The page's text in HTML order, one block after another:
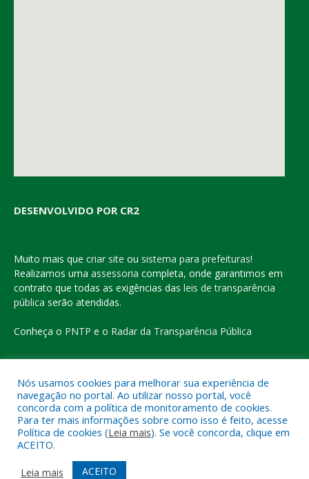
DESENVOLVIDO POR CR2
Muito mais que criar site ou sistema para prefeituras!
Realizamos uma assessoria completa, onde garantimos em
contrato que todas as exigências das leis de transparência
pública serão atendidas.
Conheça o PNTP e o Radar da Transparência Pública
Todos os direitos reservados a Prefeitura Municipal de Eldorado
do Carajás
Mapa do Site
Acessar o Webmail
Nós usamos cookies para melhorar sua experiência de
navegação no portal. Ao utilizar nosso portal, você
concorda com a política de monitoramento de cookies.
Para ter mais informações sobre como isso é feito, acesse
Política de cookies (Leia mais). Se você concorda, clique em
ACEITO.
Leia mais
ACEITO